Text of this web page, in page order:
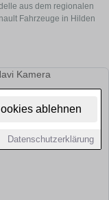
ablehnen
Datenschutzerklärung
aus dem regionalen
Fahrzeuge in Hilden